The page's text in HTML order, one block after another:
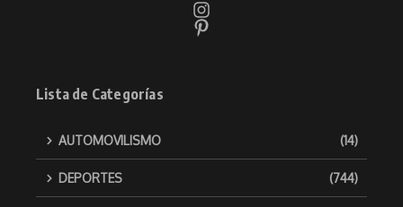
Lista de Categorías
AUTOMOVILISMO (14)
DEPORTES (744)